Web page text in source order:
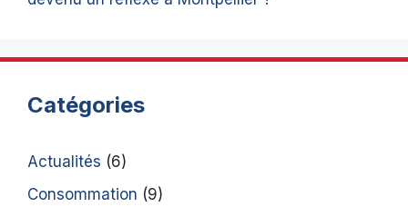
Catégories
Actualités (6)
Consommation (9)